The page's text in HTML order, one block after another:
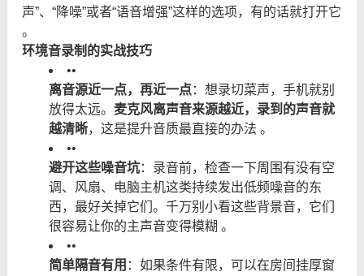
声”、“降噪”或者“语音增强”这样的选项，有的话就打开它
。
环境音录制的实战技巧
••
离音源近一点，再近一点：想录切菜声，手机就别
放得太远。 麦克风离声音来源越近，录到的声音就
越清晰，这是提升音质最直接的办法 。
••
避开这些噪音坑：录音前，检查一下周围有没有空
调、风扇、电脑主机这类持续发出低频噪音的东
西，最好关掉它们。千万别小看这些背景音，它们
很容易让你的主声音变得模糊 。
••
简单隔音有用 ：如果条件有限，可以在房间挂厚窗